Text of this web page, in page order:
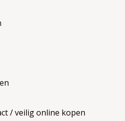
/ veilig online kopen